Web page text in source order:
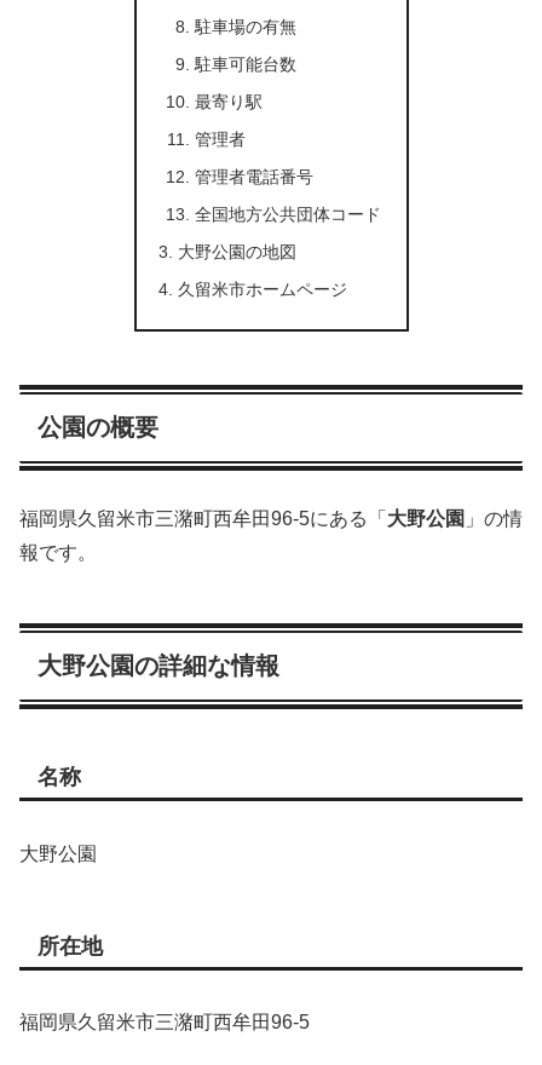
駐車場の有無
駐車可能台数
最寄り駅
管理者
管理者電話番号
全国地方公共団体コード
大野公園の地図
久留米市ホームページ
公園の概要
福岡県久留米市三潴町西牟田96-5にある「 大野公園 」の情
報です。
大野公園の詳細な情報
名称
大野公園
所在地
福岡県久留米市三潴町西牟田96-5